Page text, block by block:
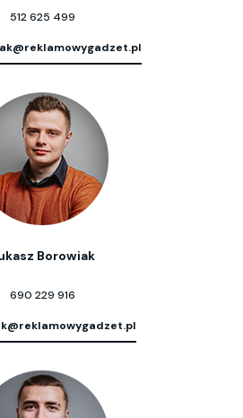
512 625 499
Borowiak
690 229 916